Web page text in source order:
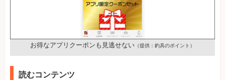
お得なアプリクーポンも見逃せない （提供：釣具のポイント）
読むコンテンツ